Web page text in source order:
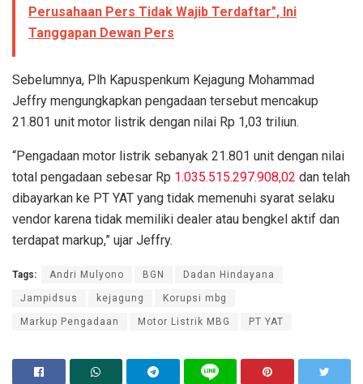
Perusahaan Pers Tidak Wajib Terdaftar", Ini
Tanggapan Dewan Pers
Sebelumnya, Plh Kapuspenkum Kejagung Mohammad
Jeffry mengungkapkan pengadaan tersebut mencakup
21.801 unit motor listrik dengan nilai Rp 1,03 triliun.
“Pengadaan motor listrik sebanyak 21.801 unit dengan nilai
total pengadaan sebesar Rp 1.035.515.297.908,02 dan telah
dibayarkan ke PT YAT yang tidak memenuhi syarat selaku
vendor karena tidak memiliki dealer atau bengkel aktif dan
terdapat markup,” ujar Jeffry.
Tags: Andri Mulyono BGN Dadan Hindayana
Jampidsus kejagung Korupsi mbg
Markup Pengadaan Motor Listrik MBG PT YAT